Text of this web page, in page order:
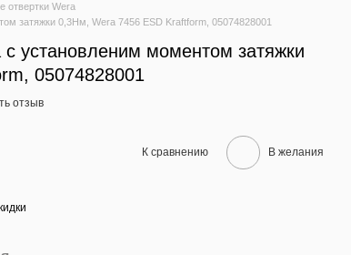
отвертки Wera
затяжки 0,3Нм, Wera 7456 ESD Kraftform, 05074828001
установленим моментом затяжки
05074828001
отзыв
К сравнению В желания